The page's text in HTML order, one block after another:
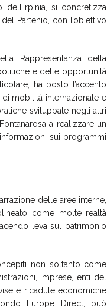
si concretizza
Partenio, con l’obiettivo
Rappresentanza della
e delle opportunità
ha posto l’accento
mobilità internazionale e
sviluppate negli altri
a realizzare un
sui programmi
delle aree interne,
come molte realtà
leva sul patrimonio
non soltanto come
imprese, enti del
e ricadute economiche
Europe Direct, può